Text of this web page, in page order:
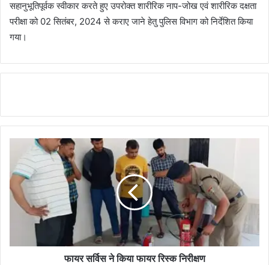
सहानुभूतिपूर्वक स्वीकार करते हुए उपरोक्त शारीरिक नाप-जोख एवं शारीरिक दक्षता
परीक्षा को 02 सितंबर, 2024 से कराए जाने हेतु पुलिस विभाग को निर्देशित किया
गया।
फायर सर्विस ने किया फायर रिस्क निरीक्षण